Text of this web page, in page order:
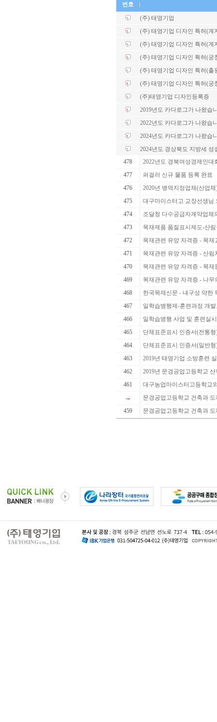
번호
(주) 태영기업
(주) 태영기업 디자인 특허(계
(주) 태영기업 디자인 특허(계
(주) 태영기업 디자인 특허(궁
(주) 태영기업 디자인 특허(출
(주) 태영기업 디자인 특허(궁
(주)태영기업 디자인등록증
2019년도 카다로그가 나왔습
2022년도 카다로그가 나왔습
2024년도 카다로그가 나왔습
2024년도 경상북도 지방세
478
2022년도 경북여성경제인대
477
퍼걸러 신규 물품 등록 완료
476
2020년 병역지정업체(산업
475
대구마이스터고 교장선생님
474
조달청 다수공급자계약업체
473
목재제품 품질표시제도-산
472
목재관련 유망 자격증 - 목재
471
목재관련 유망 자격증 - 산림
470
목재관련 유망 자격증 - 목재
469
목재관련 유망 자격증 - 나무
468
한국목재신문 - 내구성 약한
467
일학습병행제-훈련과정 개
466
일학습병행 사업 및 훈련실
465
단체표준표시 인증서(전통형
464
단체표준표시 인증서(일반형
463
2019년 태영기업 소방훈련
462
2019년 문경공업고등학교
461
대구농업마이스터고등학교
→
문경공업고등학교 건축과
459
문경공업고등학교 건축과